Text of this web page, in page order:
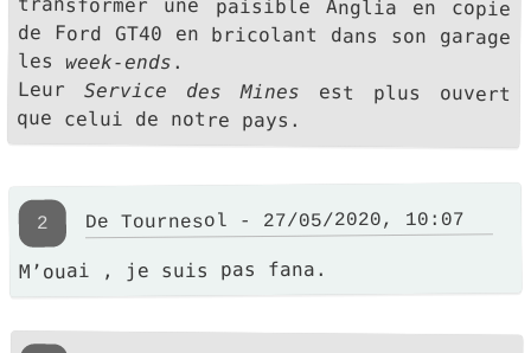
les week-ends .
Leur Service des Mines est plus ouvert
que celui de notre pays.
2 De Tournesol - 27/05/2020, 10:07
M’ouai , je suis pas fana.